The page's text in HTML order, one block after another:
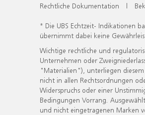
Rechtliche Dokumentation |
* Die UBS Echtzeit- Indikationen
übernimmt dabei keine
Wichtige rechtliche und
Unternehmen oder
"Materialien"), unterliegen
nicht in allen Rechtsordnungen
Widerspruchs oder einer
Bedingungen Vorrang.
und nicht eingetragenen Marken